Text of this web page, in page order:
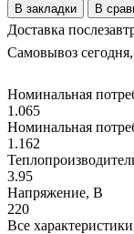
В закладки
В
Доставка
Самовывоз
Номинальная
1.065
Номинальная
1.162
3.95
Напряжение, В
220
Все характеристики